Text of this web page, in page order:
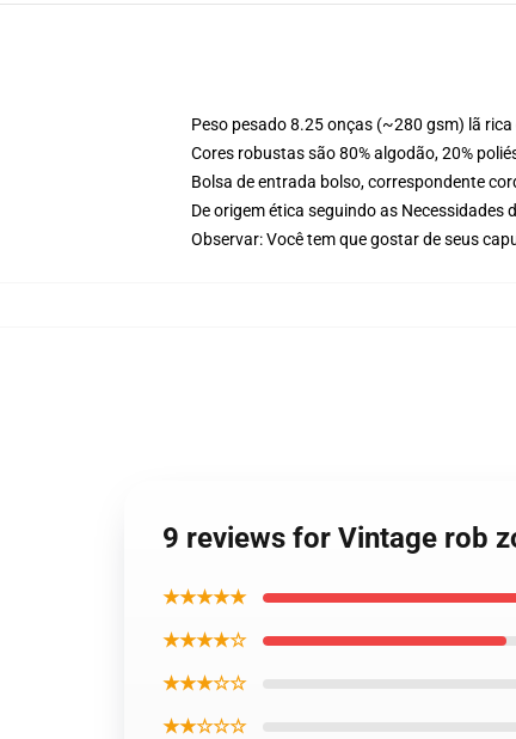
Peso pesado 8.25 onças (~280 gsm) lã
Cores robustas são 80% algodão, 20%
Bolsa de entrada bolso, correspondente
De origem ética seguindo as Necessidades
Observar: Você tem que gostar de seus
9 reviews for Vintage rob
★★★★★
★★★★☆
★★★☆☆
★★☆☆☆